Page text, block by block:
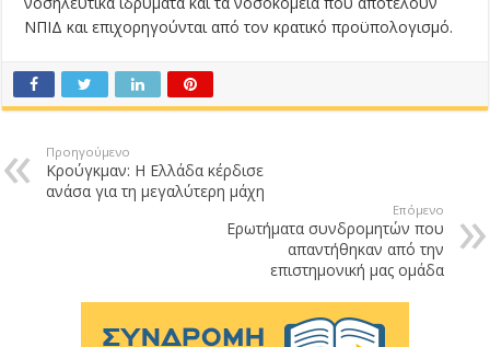
ΝΠΙΔ και επιχορηγούνται από τον κρατικό προϋπολογισμό.
Προηγούμενο
Κρούγκμαν: Η Ελλάδα κέρδισε
ανάσα για τη μεγαλύτερη μάχη
Επόμενο
Ερωτήματα συνδρομητών που
απαντήθηκαν από την
επιστημονική μας ομάδα